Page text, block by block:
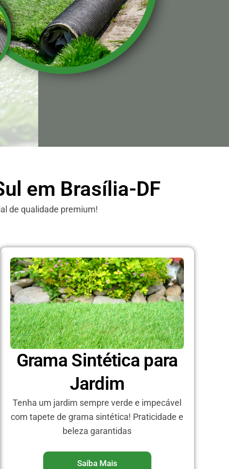
em Brasília-DF
de qualidade premium!
Grama Sintética para
Jardim
Tenha um jardim sempre verde e impecável
com tapete de grama sintética! Praticidade e
beleza garantidas
Saiba Mais